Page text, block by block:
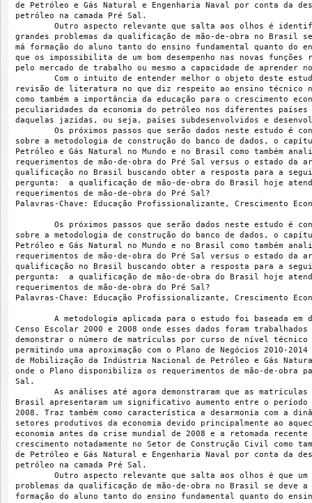
de Petróleo e Gás Natural e Engenharia Naval por conta da
petróleo na camada Pré Sal.
Outro aspecto relevante que salta aos olhos é
grandes problemas da qualificação de mão-de-obra no Brasil se
má formação do aluno tanto do ensino fundamental quanto do
que os impossibilita de um bom desempenho nas novas funções
pelo mercado de trabalho ou mesmo a capacidade de aprender
Com o intuito de entender melhor o objeto deste
revisão de literatura no que diz respeito ao ensino técnico
como também a importância da educação para o crescimento
peculiaridades da economia do petróleo nos diferentes países
daquelas jazidas, ou seja, países subdesenvolvidos e
Os próximos passos que serão dados neste estudo é
sobre a metodologia de construção do banco de dados, o
Petróleo e Gás Natural no Mundo e no Brasil como também
requerimentos de mão-de-obra do Pré Sal versus o estado da
qualificação no Brasil buscando obter a resposta para a
pergunta:  a qualificação de mão-de-obra do Brasil hoje
requerimentos de mão-de-obra do Pré Sal?
Palavras-Chave: Educação Profissionalizante, Crescimento
Os próximos passos que serão dados neste estudo é
sobre a metodologia de construção do banco de dados, o
Petróleo e Gás Natural no Mundo e no Brasil como também
requerimentos de mão-de-obra do Pré Sal versus o estado da
qualificação no Brasil buscando obter a resposta para a
pergunta:  a qualificação de mão-de-obra do Brasil hoje
requerimentos de mão-de-obra do Pré Sal?
Palavras-Chave: Educação Profissionalizante, Crescimento
A metodologia aplicada para o estudo foi baseada em
Censo Escolar 2000 e 2008 onde esses dados foram
demonstrar o número de matrículas por curso de nível técnico
permitindo uma aproximação com o Plano de Negócios 2010-2014
de Mobilização da Indústria Nacional de Petróleo e Gás Natural
onde o Plano disponibiliza os requerimentos de mão-de-obra
Sal.
As análises até agora demonstraram que as matrículas
Brasil apresentaram um significativo aumento entre o período
2008. Traz também como característica a desarmonia com a
setores produtivos da economia devido principalmente ao
economia antes da crise mundial de 2008 e a retomada recente
crescimento notadamente no Setor de Construção Civil como
de Petróleo e Gás Natural e Engenharia Naval por conta da
petróleo na camada Pré Sal.
Outro aspecto relevante que salta aos olhos é que um
problemas da qualificação de mão-de-obra no Brasil se deve a
formação do aluno tanto do ensino fundamental quanto do